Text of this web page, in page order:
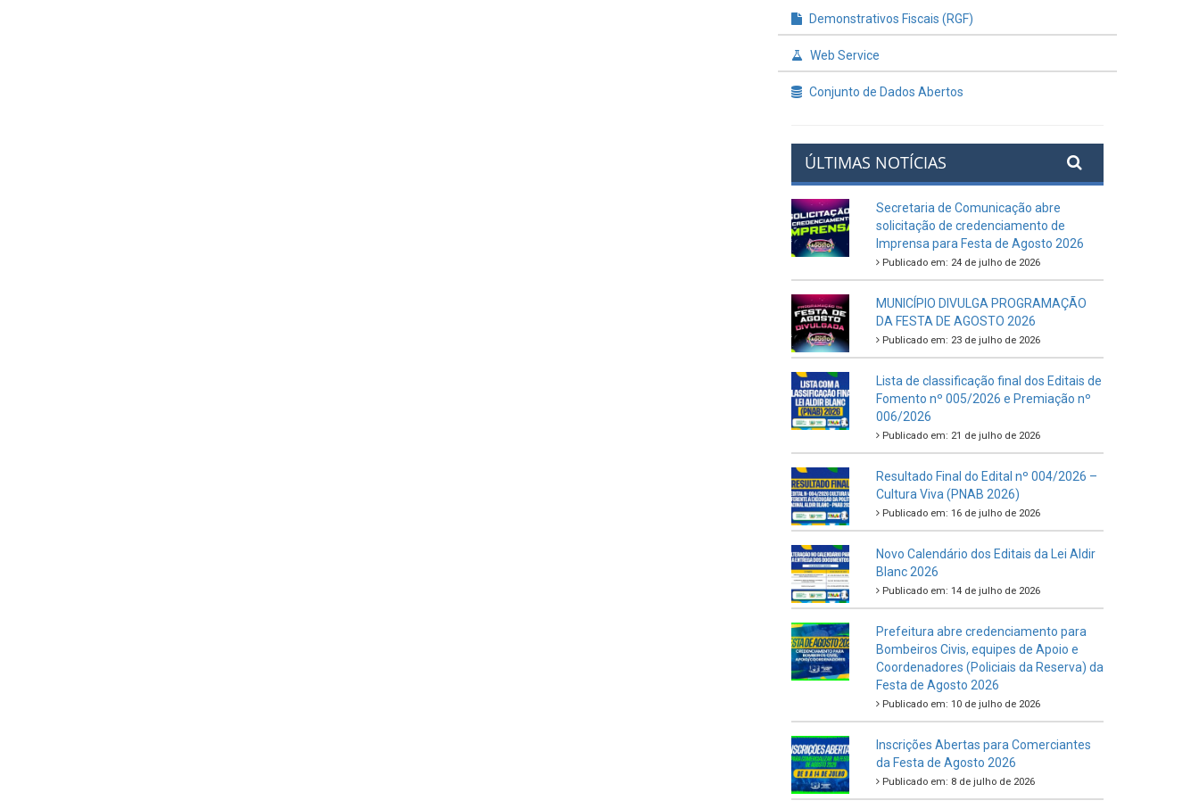
Demonstrativos Fiscais (RGF)
Web Service
Conjunto de Dados Abertos
ÚLTIMAS NOTÍCIAS
Secretaria de Comunicação abre
solicitação de credenciamento de
Imprensa para Festa de Agosto 2026
Publicado em: 24 de julho de 2026
MUNICÍPIO DIVULGA PROGRAMAÇÃO
DA FESTA DE AGOSTO 2026
Publicado em: 23 de julho de 2026
Lista de classificação final dos Editais de
Fomento nº 005/2026 e Premiação nº
006/2026
Publicado em: 21 de julho de 2026
Resultado Final do Edital nº 004/2026 –
Cultura Viva (PNAB 2026)
Publicado em: 16 de julho de 2026
Novo Calendário dos Editais da Lei Aldir
Blanc 2026
Publicado em: 14 de julho de 2026
Prefeitura abre credenciamento para
Bombeiros Civis, equipes de Apoio e
Coordenadores (Policiais da Reserva) da
Festa de Agosto 2026
Publicado em: 10 de julho de 2026
Inscrições Abertas para Comerciantes
da Festa de Agosto 2026
Publicado em: 8 de julho de 2026